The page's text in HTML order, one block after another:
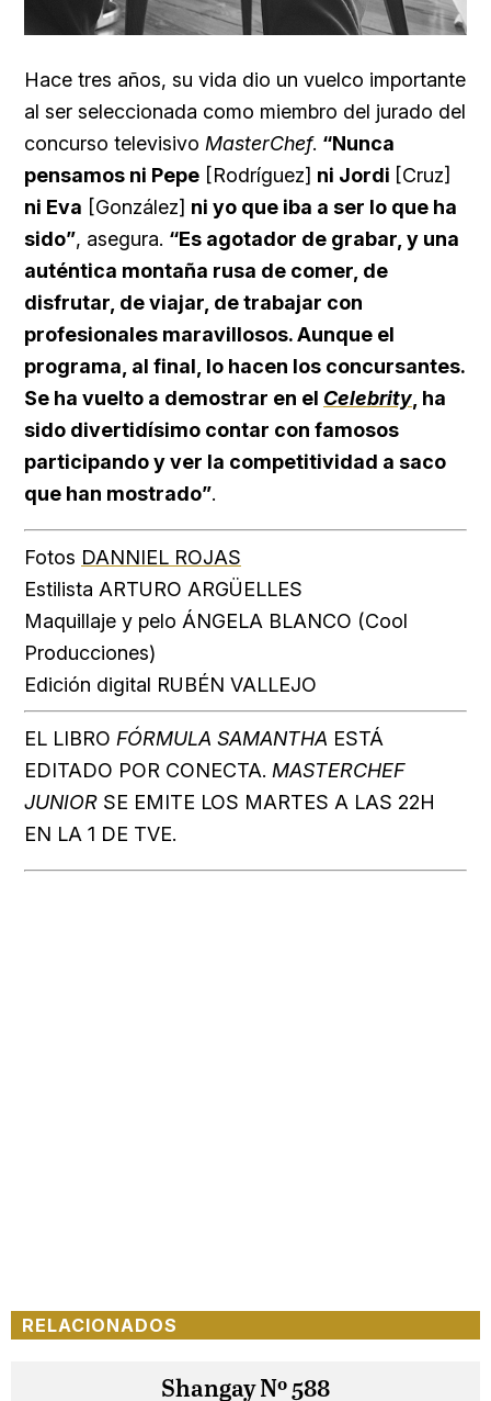
Hace tres años, su vida dio un vuelco importante
al ser seleccionada como miembro del jurado del
concurso televisivo MasterChef. “Nunca
pensamos ni Pepe [Rodríguez] ni Jordi [Cruz]
ni Eva [González] ni yo que iba a ser lo que ha
sido”, asegura. “Es agotador de grabar, y una
auténtica montaña rusa de comer, de
disfrutar, de viajar, de trabajar con
profesionales maravillosos. Aunque el
programa, al final, lo hacen los concursantes.
Se ha vuelto a demostrar en el Celebrity, ha
sido divertidísimo contar con famosos
participando y ver la competitividad a saco
que han mostrado”.
Fotos DANNIEL ROJAS
Estilista ARTURO ARGÜELLES
Maquillaje y pelo ÁNGELA BLANCO (Cool
Producciones)
Edición digital RUBÉN VALLEJO
EL LIBRO FÓRMULA SAMANTHA ESTÁ
EDITADO POR CONECTA. MASTERCHEF
JUNIOR SE EMITE LOS MARTES A LAS 22H
EN LA 1 DE TVE.
RELACIONADOS
Shangay Nº 588